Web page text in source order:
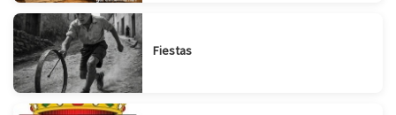
Fiestas